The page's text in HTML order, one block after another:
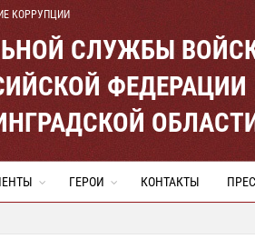
КОРРУПЦИИ
СЛУЖБЫ
ФЕДЕРАЦИИ
ГЕРОИ КОНТАКТЫ